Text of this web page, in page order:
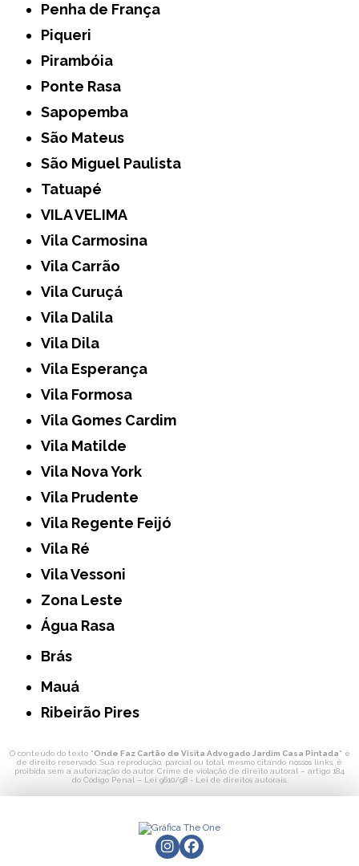
Penha de França
Piqueri
Pirambóia
Ponte Rasa
Sapopemba
São Mateus
São Miguel Paulista
Tatuapé
VILA VELIMA
Vila Carmosina
Vila Carrão
Vila Curuçá
Vila Dalila
Vila Dila
Vila Esperança
Vila Formosa
Vila Gomes Cardim
Vila Matilde
Vila Nova York
Vila Prudente
Vila Regente Feijó
Vila Ré
Vila Vessoni
Zona Leste
Água Rasa
Brás
Mauá
Ribeirão Pires
O conteúdo do texto "Onde Faz Cartão de Visita Advogado Jardim Casa Pintada" é
de direito reservado. Sua reprodução, parcial ou total, mesmo citando nossos links, é
proibida sem a autorização do autor. Crime de violação de direito autoral – artigo 184
do Código Penal – Lei 9610/98 - Lei de direitos autorais.